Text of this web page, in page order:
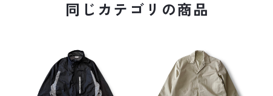
同じカテゴリの商品